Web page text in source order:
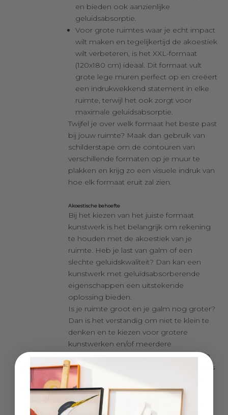
en bieden ook aanzienlijke
geluidsabsorptie.
Voor grote ruimtes waar je echt impact
wilt maken en tegelijkertijd de akoestiek
wilt verbeteren, is het XXL-formaat
(120x180 cm) ideaal. Dit formaat vult
grote lege muren perfect op en creëert
een indrukwekkend statement in elke
ruimte, terwijl het ook zorgt voor
maximale geluidsabsorptie.
Twijfel je over welk formaat het beste past
bij jouw ruimte? Maak dan gebruik van
schilderstape om de contouren van
verschillende formaten op je muur te
plakken en krijg zo een visuele indruk van
hoe elk formaat eruit zal zien.
Akoestische behoefte
Bij het kiezen van het juiste formaat
kunstwerk is het belangrijk om rekening
te houden met de akoestiek van je
ruimte. Heb je last van galm of een
slechte geluidskwaliteit? Dan kan een
kunstwerk met geluidsabsorberende
eigenschappen een uitstekende
oplossing bieden.
Is je ruimte groot en je galm nog groter?
Dan is het verstandig om niet te klein te
denken en te kiezen voor grotere
kunstwerken en/of meerdere
kunstwerken in de ruimte te hangen die
het geluid kunnen opvangen. Maar soms
kan 1 kunstwerk ook al heel wat doen.
Om je een idee te geven hierbij de
ervaring van Denise Kortlever die een